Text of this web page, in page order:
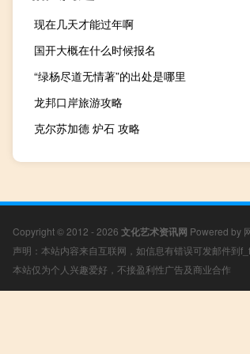
现在几天才能过年啊
国开大概在什么时候报名
“绿杨尽道无情著”的出处是哪里
龙邦口岸旅游攻略
克尔苏加德 炉石 攻略
Copyright © 2012 - 2026 文化艺术资讯网 Powered by
声明：本站内容来自互联网，如信息有错误可发邮件到
本站仅为个人兴趣爱好，不接盈利性广告及商业合作